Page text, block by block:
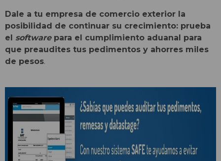
Dale a tu empresa de comercio exterior la
posibilidad de continuar su crecimiento: prueba
el softwarepara el cumplimiento aduanal para
que preaudites tus pedimentos y ahorres miles
de pesos.